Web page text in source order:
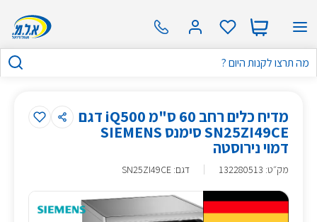
מדיח כלים רחב 60 ס"מ iQ500 דגם
SN25ZI49CE סימנס SIEMENS
דמוי נירוסטה
מק״ט:
132280513 דגם: SN25ZI49CE